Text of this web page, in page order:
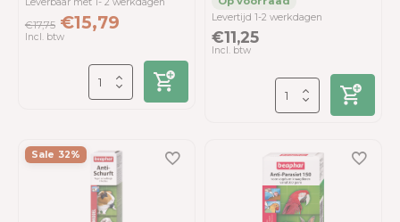
€17,75 €15,79
Incl. btw
Levertijd 1-2 werkdagen
€11,25
Incl. btw
Sale 32%